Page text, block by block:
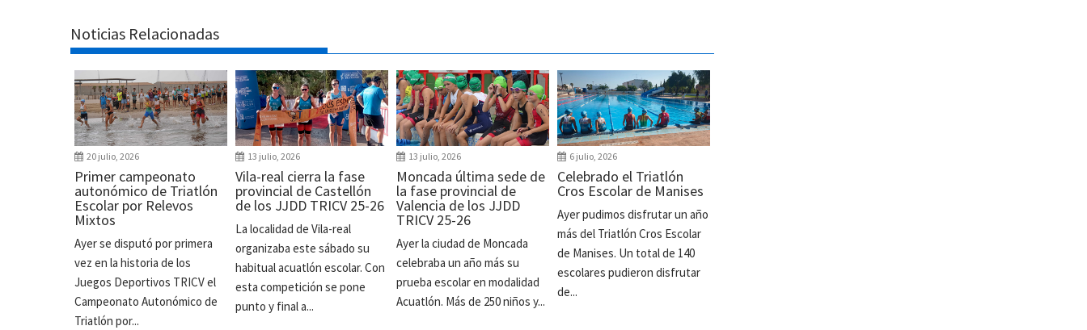
Noticias Relacionadas
20 julio, 2026
Primer campeonato
autonómico de Triatlón
Escolar por Relevos
Mixtos
Ayer se disputó por primera
vez en la historia de los
Juegos Deportivos TRICV el
Campeonato Autonómico de
Triatlón por...
13 julio, 2026
Vila-real cierra la fase
provincial de Castellón
de los JJDD TRICV 25-26
La localidad de Vila-real
organizaba este sábado su
habitual acuatlón escolar. Con
esta competición se pone
punto y final a...
13 julio, 2026
Moncada última sede de
la fase provincial de
Valencia de los JJDD
TRICV 25-26
Ayer la ciudad de Moncada
celebraba un año más su
prueba escolar en modalidad
Acuatlón. Más de 250 niños y...
6 julio, 2026
Celebrado el Triatlón
Cros Escolar de Manises
Ayer pudimos disfrutar un año
más del Triatlón Cros Escolar
de Manises. Un total de 140
escolares pudieron disfrutar
de...